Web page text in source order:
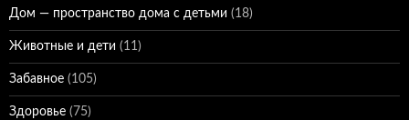
Дом — пространство дома с детьми (18)
Животные и дети (11)
Забавное (105)
Здоровье (75)